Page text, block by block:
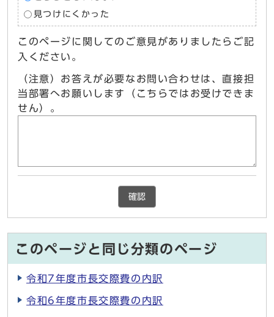
見つけにくかった
このページに関してのご意見がありましたらご記
入ください。
（注意）お答えが必要なお問い合わせは、直接担
当部署へお願いします（こちらではお受けできま
せん）。
確認
このページと同じ分類のページ
令和7年度市長交際費の内訳
令和6年度市長交際費の内訳